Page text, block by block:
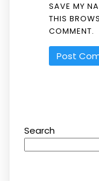
SAVE MY
THIS
COMMENT.
Search